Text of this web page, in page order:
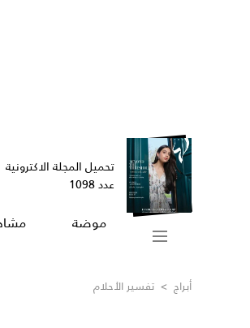
تحميل المجلة الاكترونية
عدد 1098
موضة
أبراج > تفسير الأحلام